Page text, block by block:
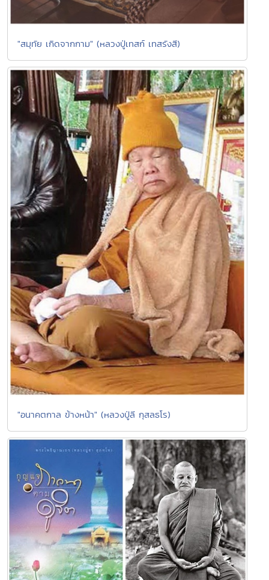
"สมุทัย เกิดจากกาม" (หลวงปู่เทสก์ เทสรังสี)
"อนาคตกาล ข้างหน้า" (หลวงปู่ลี กุสลธโร)